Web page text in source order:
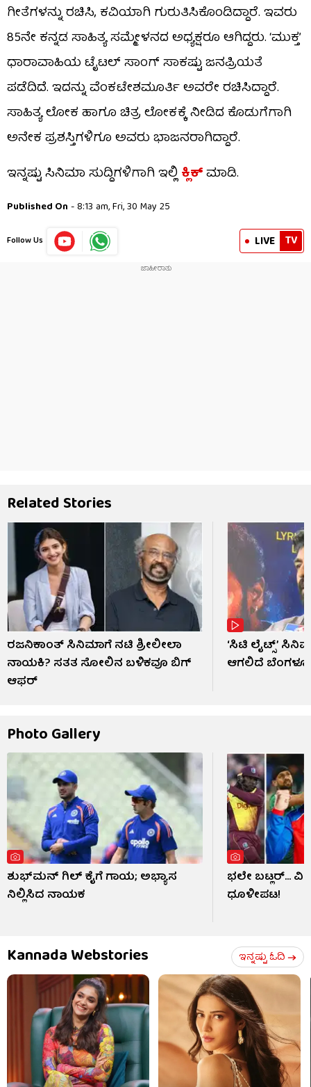
ಗೀತೆಗಳನ್ನು ರಚಿಸಿ, ಕವಿಯಾಗಿ ಗುರುತಿಸಿಕೊಂಡಿದ್ದಾರೆ. ಇವರು
85ನೇ ಕನ್ನಡ ಸಾಹಿತ್ಯ ಸಮ್ಮೇಳನದ ಅಧ್ಯಕ್ಷರೂ ಆಗಿದ್ದರು. ‘ಮುಕ್ತ’
ಧಾರಾವಾಹಿಯ ಟೈಟಲ್ ಸಾಂಗ್ ಸಾಕಷ್ಟು ಜನಪ್ರಿಯತೆ
ಪಡೆದಿದೆ. ಇದನ್ನು ವೆಂಕಟೇಶಮೂರ್ತಿ ಅವರೇ ರಚಿಸಿದ್ದಾರೆ.
ಸಾಹಿತ್ಯ ಲೋಕ ಹಾಗೂ ಚಿತ್ರ ಲೋಕಕ್ಕೆ ನೀಡಿದ ಕೊಡುಗೆಗಾಗಿ
ಅನೇಕ ಪ್ರಶಸ್ತಿಗಳಿಗೂ ಅವರು ಭಾಜನರಾಗಿದ್ದಾರೆ.
ಇನ್ನಷ್ಟು ಸಿನಿಮಾ ಸುದ್ದಿಗಳಿಗಾಗಿ ಇಲ್ಲಿಕ್ಲಿಕ್​ಮಾಡಿ.
Published On - 8:13 am, Fri, 30 May 25
Follow Us LIVE TV
Related Stories
ರಜನಿಕಾಂತ್ ಸಿನಿಮಾಗೆ ನಟಿ ಶ್ರೀಲೀಲಾ
ನಾಯಕಿ? ಸತತ ಸೋಲಿನ ಬಳಿಕವೂ ಬಿಗ್
ಆಫರ್
‘ಸಿಟಿ ಲೈಟ್ಸ್’
ಆಗಲಿದೆ
Photo Gallery
ಶುಭ್​ಮನ್ ಗಿಲ್ ಕೈಗೆ ಗಾಯ; ಅಭ್ಯಾಸ
ನಿಲ್ಲಿಸಿದ ನಾಯಕ
ಭಲೇ ಬಟ್ಲರ್...
ಧೂಳೀಪಟ!
Kannada Webstories ಇನ್ನಷ್ಟು ಓದಿ